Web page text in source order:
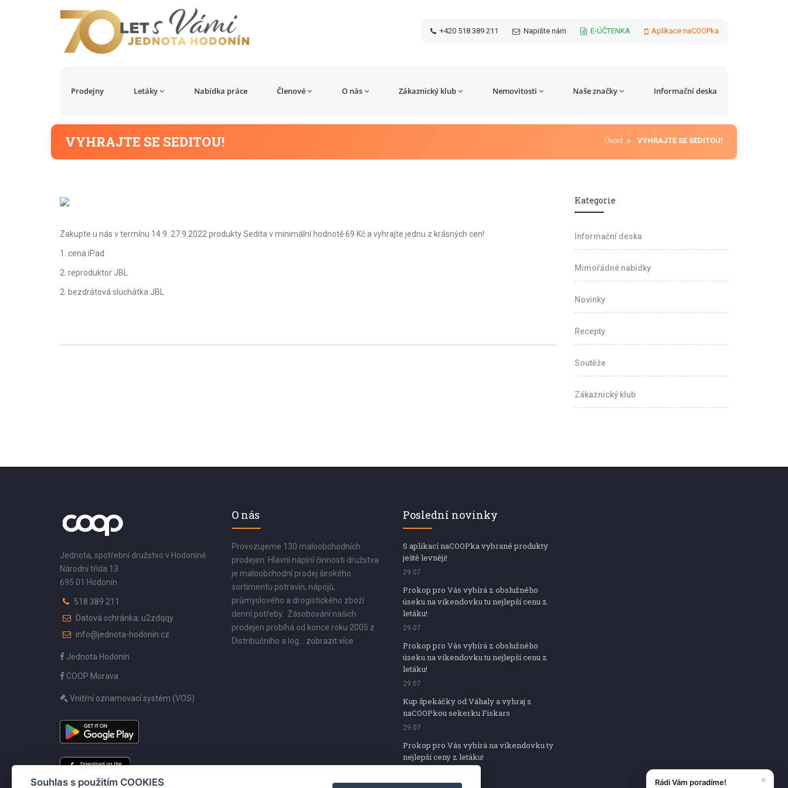
+420 518 389 211 Napište nám E-ÚČTENKA Aplikace naCOOPka
Prodejny Letáky Nabídka práce Členové O nás Zákaznický klub Nemovitosti Naše značky Informační deska
VYHRAJTE SE SEDITOU! Úvod VYHRAJTE SE SEDITOU!
Zakupte u nás v termínu 14.9. 27.9.2022 produkty Sedita v minimální hodnotě 69 Kč a vyhrajte jednu z krásných cen!
1. cena iPad
2. reproduktor JBL
2. bezdrátová sluchátka JBL
Kategorie
Informační deska
Mimořádné nabídky
Novinky
Recepty
Soutěže
Zákaznický klub
Jednota, spotřební družstvo v Hodoníně
Národní třída 13
695 01 Hodonín
518 389 211
Datová schránka: u2zdqqy
info@jednota-hodonin.cz
Jednota Hodonín
COOP Morava
Vnitřní oznamovací systém (VOS)
O nás
Provozujeme 130 maloobchodních
prodejen. Hlavní náplní činnosti družstva
je maloobchodní prodej širokého
sortimentu potravin, nápojů,
průmyslového a drogistického zboží
denní potřeby. Zásobování našich
prodejen probíhá od konce roku 2005 z
Distribučního a log... zobrazit více
Poslední novinky
S aplikací naCOOPka vybrané produkty
ještě levněji!
29.07
Prokop pro Vás vybírá z obslužného
úseku na víkendovku tu nejlepší cenu z
letáku!
29.07
Prokop pro Vás vybírá z obslužného
úseku na víkendovku tu nejlepší cenu z
letáku!
29.07
Kup špekáčky od Váhaly a vyhraj s
naCOOPkou sekerku Fiskars
29.07
Prokop pro Vás vybírá na víkendovku ty
nejlepší ceny z letáku!
Souhlas s použitím COOKIES